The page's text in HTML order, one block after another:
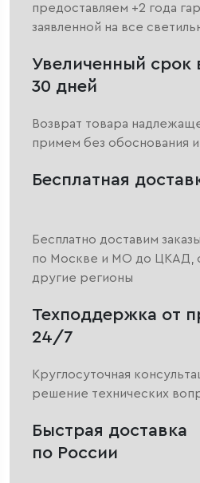
предоставляем +2 года
заявленной на все
Увеличенный срок
30 дней
Возврат товара
примем без обоснования
Бесплатная
Бесплатно доставим
по Москве и МО до ЦКАД,
другие регионы
Техподдержка от
24/7
Круглосуточная
решение технических
Быстрая доставка
по России